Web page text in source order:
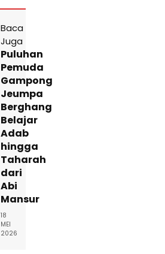
Baca
Juga
Puluhan
Pemuda
Gampong
Jeumpa
Berghang
Belajar
Adab
hingga
Taharah
dari
Abi
Mansur
18
MEI
2026